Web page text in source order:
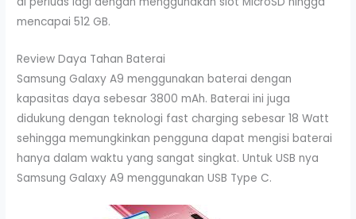
mencapai 512 GB.
Review Daya Tahan Baterai
Samsung Galaxy A9 menggunakan baterai dengan
kapasitas daya sebesar 3800 mAh. Baterai ini juga
didukung dengan teknologi fast charging sebesar 18 Watt
sehingga memungkinkan pengguna dapat mengisi baterai
hanya dalam waktu yang sangat singkat. Untuk USB nya
Samsung Galaxy A9 menggunakan USB Type C.